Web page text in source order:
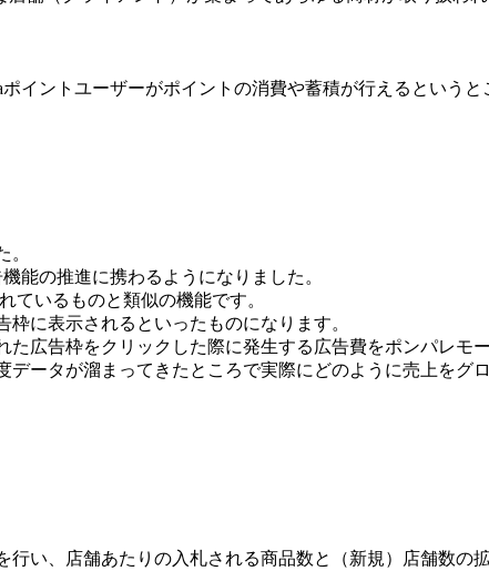
イントユーザーがポイントの消費や蓄積が行えるという
。
能の推進に携わるようになりました。
ているものと類似の機能です。
に表示されるといったものになります。
広告枠をクリックした際に発生する広告費をポンパレモ
ータが溜まってきたところで実際にどのように売上をグ
い、店舗あたりの入札される商品数と（新規）店舗数の